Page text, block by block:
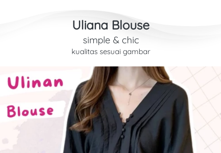
Uliana Blouse
simple & chic
kualitas sesuai gambar